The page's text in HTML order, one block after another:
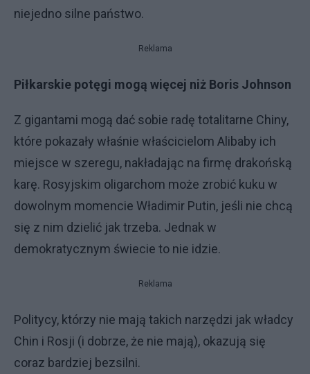
niejedno silne państwo.
Reklama
Piłkarskie potęgi mogą więcej niż Boris Johnson
Z gigantami mogą dać sobie radę totalitarne Chiny,
które pokazały właśnie właścicielom Alibaby ich
miejsce w szeregu, nakładając na firmę drakońską
karę. Rosyjskim oligarchom może zrobić kuku w
dowolnym momencie Władimir Putin, jeśli nie chcą
się z nim dzielić jak trzeba. Jednak w
demokratycznym świecie to nie idzie.
Reklama
Politycy, którzy nie mają takich narzędzi jak władcy
Chin i Rosji (i dobrze, że nie mają), okazują się
coraz bardziej bezsilni.